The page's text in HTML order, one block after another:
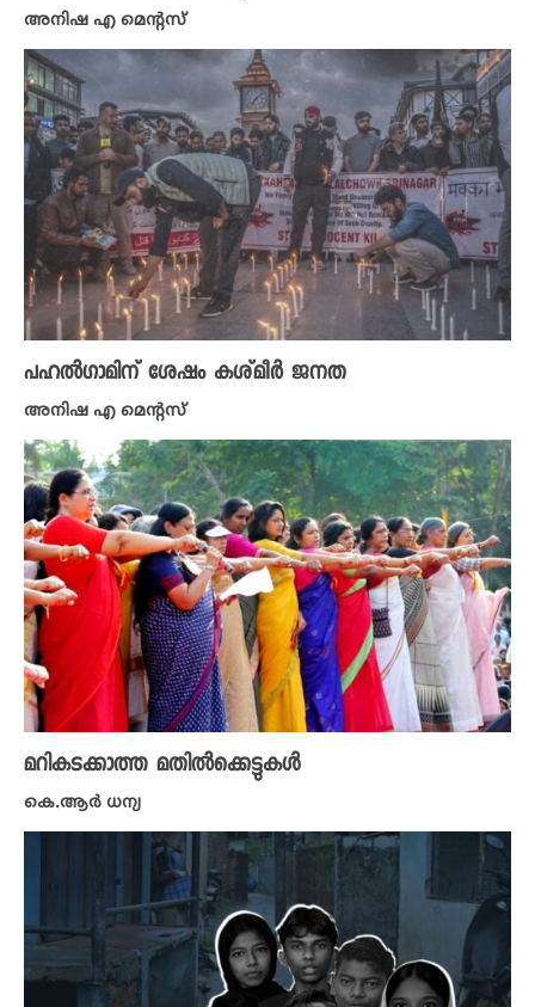
അനിഷ എ മെന്റസ്
പഹൽഗാമിന് ശേഷം കശ്‌മീർ ജനത
അനിഷ എ മെന്റസ്
മറികടക്കാത്ത മതിൽക്കെട്ടുകൾ
കെ.ആർ ധന്യ